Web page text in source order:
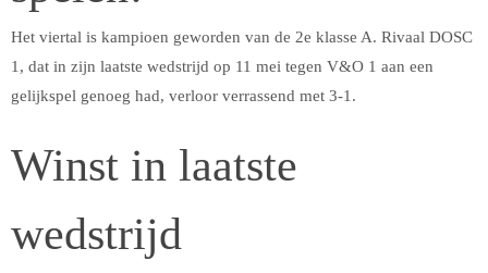
Het viertal is kampioen geworden van de 2e klasse A. Rivaal DOSC
1, dat in zijn laatste wedstrijd op 11 mei tegen V&O 1 aan een
gelijkspel genoeg had, verloor verrassend met 3-1.
Winst in laatste
wedstrijd